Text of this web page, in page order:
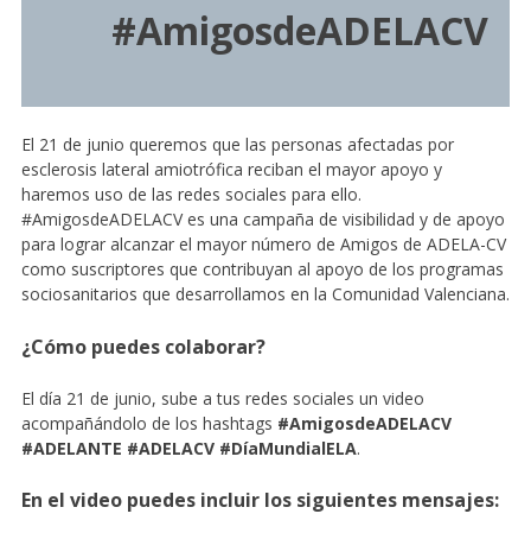
#AmigosdeADELACV
El 21 de junio queremos que las personas afectadas por
esclerosis lateral amiotrófica reciban el mayor apoyo y
haremos uso de las redes sociales para ello.
#AmigosdeADELACV es una campaña de visibilidad y de apoyo
para lograr alcanzar el mayor número de Amigos de ADELA-CV
como suscriptores que contribuyan al apoyo de los programas
sociosanitarios que desarrollamos en la Comunidad Valenciana.
¿Cómo puedes colaborar?
El día 21 de junio, sube a tus redes sociales un video
acompañándolo de los hashtags #AmigosdeADELACV
#ADELANTE #ADELACV #DíaMundialELA.
En el video puedes incluir los siguientes mensajes: